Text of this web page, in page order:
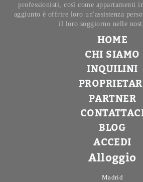
professionisti, così come appartamenti
aggiunto è offrire loro un'assistenza
il loro soggiorno nelle
HOME
CHI SIAMO
INQUILINI
PARTNER
BLOG
ACCEDI
Alloggio
Madrid